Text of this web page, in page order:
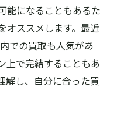
能になることもあるた
オススメします。最近
での買取も人気があ
上で完結することもあ
解し、自分に合った買